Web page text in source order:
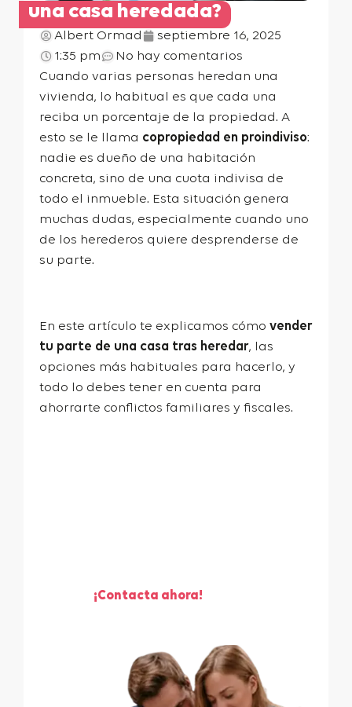
una casa heredada?
Albert Ormad
septiembre 16, 2025
1:35 pm
No hay comentarios
Cuando varias personas heredan una
vivienda, lo habitual es que cada una
reciba un porcentaje de la propiedad. A
esto se le llama copropiedad en proindiviso:
nadie es dueño de una habitación
concreta, sino de una cuota indivisa de
todo el inmueble. Esta situación genera
muchas dudas, especialmente cuando uno
de los herederos quiere desprenderse de
su parte.
En este artículo te explicamos cómo vender
tu parte de una casa tras heredar, las
opciones más habituales para hacerlo, y
todo lo debes tener en cuenta para
ahorrarte conflictos familiares y fiscales.
¡Contacta ahora!